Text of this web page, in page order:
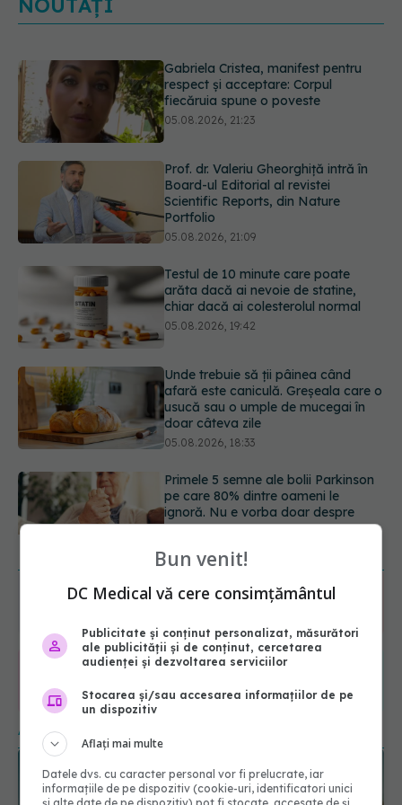
NOUTĂȚI
Prof. dr. Valeriu Gheorghiță intră în
Board-ul Editorial al revistei
Scientific Reports, din Nature
Portfolio
Testul de 10 minute care poate
arăta dacă ai nevoie de statine,
chiar dacă ai colesterolul normal
05.08.2026, 19:42
Unde trebuie să ții pâinea când
afară este caniculă. Greșeala care o
usucă sau o umple de mucegai în
doar câteva zile
Primele 5 semne ale bolii Parkinson
pe care 80% dintre oameni le
ignoră. Nu e vorba doar despre
tremor
05.08.2026, 17:31
Gabriela Cristea, manifest pentru
respect și acceptare: Corpul
fiecăruia spune o poveste
URMĂREȘTE-NE ȘI PE:
6560
ABONAȚI
365
URMĂRITORI
1401
URMĂRITORI
ARTICOLE SIMILARE
Bun venit!
DC Medical vă cere consimțământul
Publicitate și conținut personalizat, măsurători
ale publicității și de conținut, cercetarea
audienței și dezvoltarea serviciilor
Stocarea și/sau accesarea informațiilor de pe
un dispozitiv
Aflați mai multe
Datele dvs. cu caracter personal vor fi prelucrate, iar
informațiile de pe dispozitiv (cookie-uri, identificatori unici